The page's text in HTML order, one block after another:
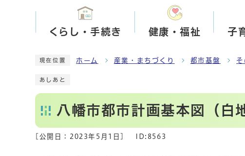
くらし・手続き 健康・福祉 子
現在位置 ホーム 産業・まちづくり 都市基盤 そ
あしあと
八幡市都市計画基本図（白
[公開日： 2023年5月1日 ID:8563